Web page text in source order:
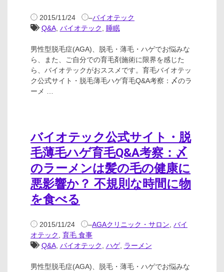
2015/11/24 –バイオテック
Q&A, バイオテック 睡眠
男性型脱毛症(AGA)、脱毛・薄毛・ハゲでお悩みな
ら、また、ご自分での育毛剤施術に限界を感じた
ら、バイオテックがおススメです。育毛バイオテッ
ク公式サイト・脱毛薄毛ハゲ育毛Q&A考察：〆のラ
ーメ …
バイオテック公式サイト・脱
毛薄毛ハゲ育毛Q&A考察：〆
のラーメンは髪の毛の健康に
悪影響か？ 不規則な時間に物
を食べる
2015/11/24 –AGAクリニック・サロン バイ
オテック
育毛 食事
Q&A, バイオテック ハゲ, ラーメン
男性型脱毛症(AGA)、脱毛・薄毛・ハゲでお悩みな